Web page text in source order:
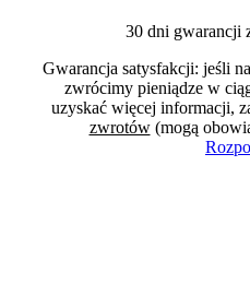
30 dni gwarancji
Gwarancja satysfakcji: jeśli
zwrócimy pieniądze w
uzyskać więcej informacji,
zwrotów(mogą